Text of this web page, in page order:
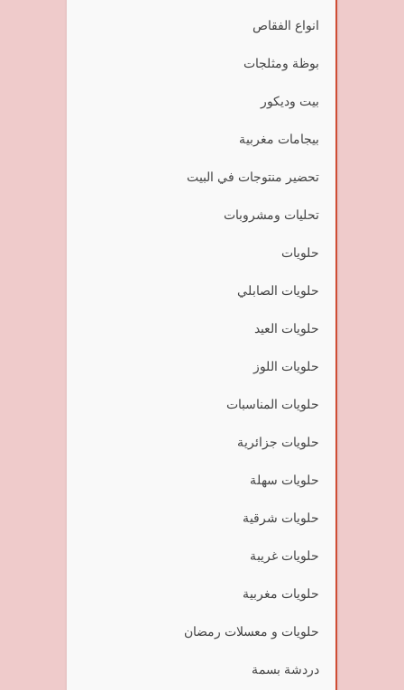
انواع الفقاص
بوظة ومثلجات
بيت وديكور
بيجامات مغربية
تحضير منتوجات في البيت
تحليات ومشروبات
حلويات
حلويات الصابلي
حلويات العيد
حلويات اللوز
حلويات المناسبات
حلويات جزائرية
حلويات سهلة
حلويات شرقية
حلويات غريبة
حلويات مغربية
حلويات و معسلات رمضان
دردشة بسمة